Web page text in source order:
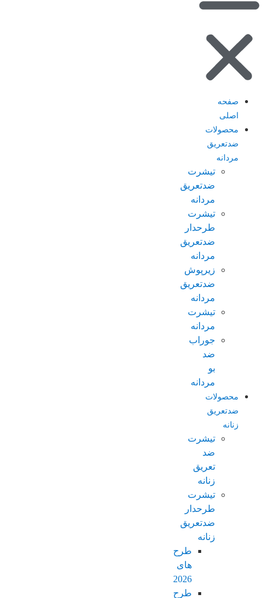
صفحه
اصلی
محصولات
ضدتعریق
مردانه
تیشرت
ضدتعریق
مردانه
تیشرت
طرحدار
ضدتعریق
مردانه
زیرپوش
ضدتعریق
مردانه
تیشرت
مردانه
جوراب
ضد
بو
مردانه
محصولات
ضدتعریق
زنانه
تیشرت
ضد
تعریق
زنانه
تیشرت
طرحدار
ضدتعریق
زنانه
طرح
های
2026
طرح